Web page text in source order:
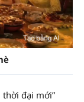
thời đại mới”